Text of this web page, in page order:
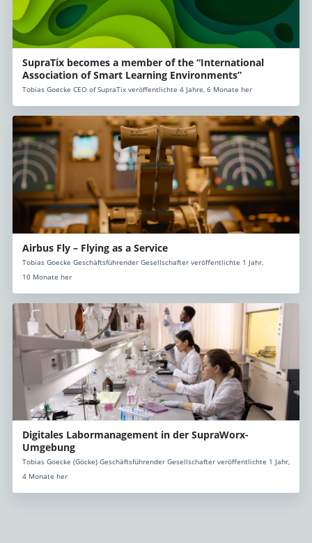
SupraTix becomes a member of the “International
Association of Smart Learning Environments”
Tobias Goecke CEO of SupraTix veröffentlichte 4 Jahre, 6 Monate her
Airbus Fly – Flying as a Service
Tobias Goecke Geschäftsführender Gesellschafter veröffentlichte 1 Jahr,
10 Monate her
Digitales Labormanagement in der SupraWorx-
Umgebung
Tobias Goecke (Göcke) Geschäftsführender Gesellschafter veröffentlichte 1 Jahr,
4 Monate her